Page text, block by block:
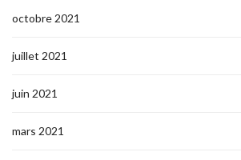
octobre 2021
juillet 2021
juin 2021
mars 2021